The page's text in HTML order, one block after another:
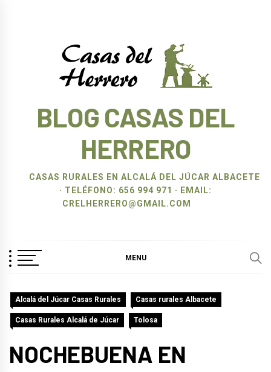
BLOG CASAS DEL
HERRERO
CASAS RURALES EN ALCALÁ DEL JÚCAR ALBACETE
· TELÉFONO: 656 994 971 · EMAIL:
CRELHERRERO@GMAIL.COM
MENU
Alcalá del Júcar Casas Rurales Casas rurales Albacete
Casas Rurales Alcalá de Júcar Tolosa
NOCHEBUENA EN